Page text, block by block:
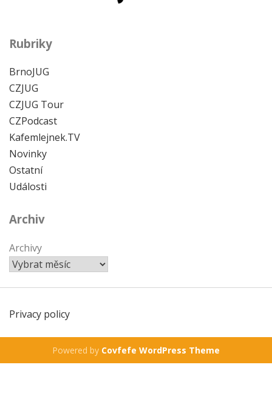
Rubriky
BrnoJUG
CZJUG
CZJUG Tour
CZPodcast
Kafemlejnek.TV
Novinky
Ostatní
Události
Archiv
Archivy
Privacy policy
Powered by Covfefe WordPress Theme